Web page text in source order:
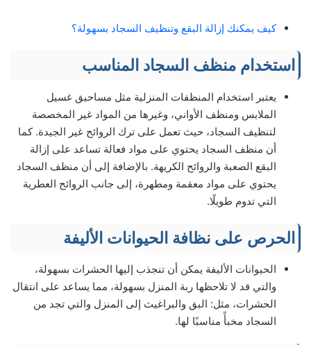
كيف يمكنك إزالة البقع وتنظيف السجاد بسهولة؟
استخدام منظف السجاد المناسب
يعتبر استخدام المنظفات المنزلية مثل مساحيق غسيل
الملابس ومنظف الأواني، وغيرها من المواد غير المخصصة
لتنظيف السجاد، حيث تعمل على ترك الروائح غير الجيدة. كما
أن منظف السجاد يحتوي على مواد فعالة تساعد على إزالة
البقع الصعبة والروائح الكريهة. بالإضافة إلى أن منظف السجاد
يحتوي على مواد معقمة ومطهرة، إلى جانب الروائح العطرية
التي تدوم طويلًا.
الحرص على نظافة الحيوانات الأليفة
الحيوانات الأليفة يمكن أن تنجذب إليها الحشرات بسهولة،
والتي قد لا تلاحظها ربة المنزل بسهولة، مما يساعد على انتقال
الحشرات، مثل: البق والبراغيث إلى المنزل والتي تجد من
السجاد مخبأً مناسبًا لها.